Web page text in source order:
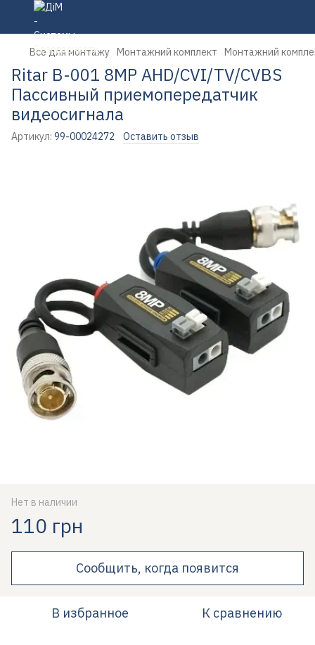
Все для монтажу Монтажний комплект Монтажний
Ritar B-001 8MP AHD/CVI/TV/CVBS
Пассивный приемопередатчик
видеосигнала
Артикул: 99-00024272 Оставить отзыв
Нет в наличии
110 грн
Сообщить, когда появится
В избранное К сравнению